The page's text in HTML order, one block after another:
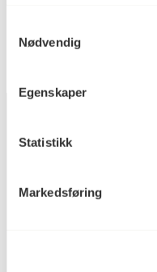
Nødvendig
Egenskaper
Statistikk
Markedsføring